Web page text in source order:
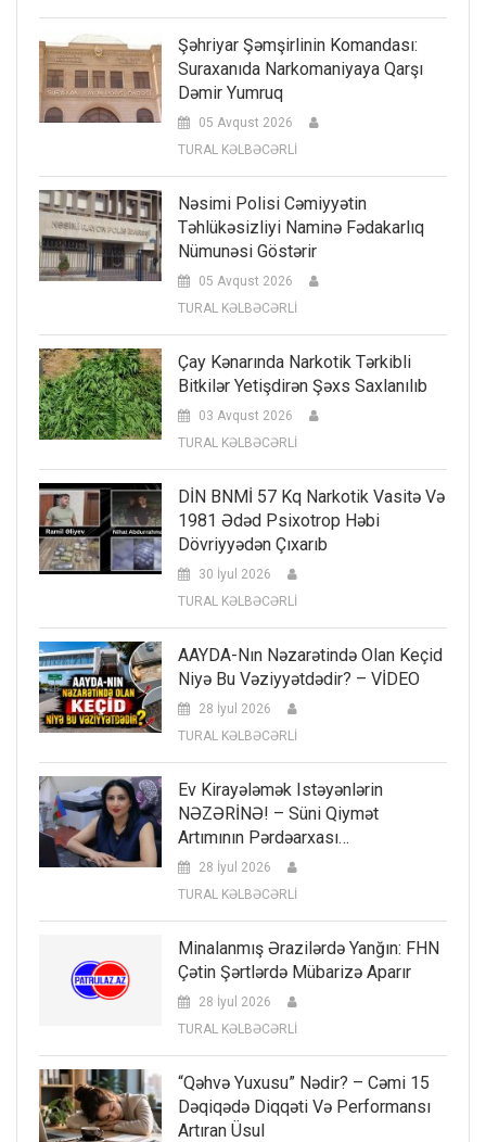
Şəhriyar Şəmşirlinin Komandası:
Suraxanıda Narkomaniyaya Qarşı
Dəmir Yumruq
05 Avqust 2026
TURAL KƏLBƏCƏRLİ
Nəsimi Polisi Cəmiyyətin
Təhlükəsizliyi Naminə Fədakarlıq
Nümunəsi Göstərir
05 Avqust 2026
TURAL KƏLBƏCƏRLİ
Çay Kənarında Narkotik Tərkibli
Bitkilər Yetişdirən Şəxs Saxlanılıb
03 Avqust 2026
TURAL KƏLBƏCƏRLİ
DİN BNMİ 57 Kq Narkotik Vasitə Və
1981 Ədəd Psixotrop Həbi
Dövriyyədən Çıxarıb
30 İyul 2026
TURAL KƏLBƏCƏRLİ
AAYDA-Nın Nəzarətində Olan Keçid
Niyə Bu Vəziyyətdədir? – VİDEO
28 İyul 2026
TURAL KƏLBƏCƏRLİ
Ev Kirayələmək Istəyənlərin
NƏZƏRİNƏ! – Süni Qiymət
Artımının Pərdəarxası…
28 İyul 2026
TURAL KƏLBƏCƏRLİ
Minalanmış Ərazilərdə Yanğın: FHN
Çətin Şərtlərdə Mübarizə Aparır
28 İyul 2026
TURAL KƏLBƏCƏRLİ
“Qəhvə Yuxusu” Nədir? – Cəmi 15
Dəqiqədə Diqqəti Və Performansı
Artıran Üsul